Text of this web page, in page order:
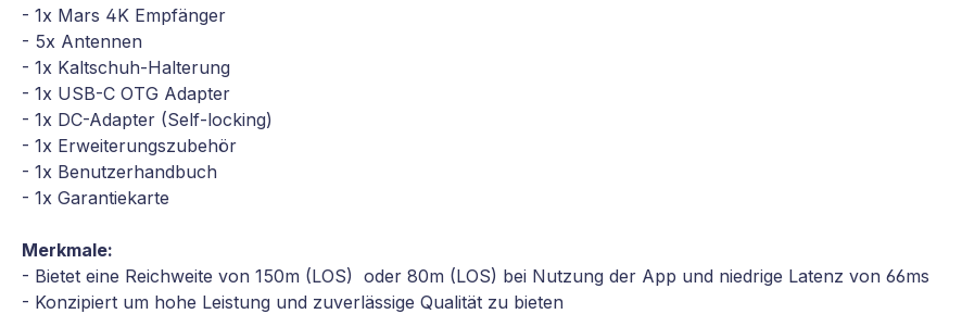
- 1x Mars 4K Empfänger
- 5x Antennen
- 1x Kaltschuh-Halterung
- 1x USB-C OTG Adapter
- 1x DC-Adapter (Self-locking)
- 1x Erweiterungszubehör
- 1x Benutzerhandbuch
- 1x Garantiekarte
Merkmale:
- Bietet eine Reichweite von 150m (LOS) oder 80m (LOS) bei Nutzung der App und niedrige Latenz von 66ms
- Konzipiert um hohe Leistung und zuverlässige Qualität zu bieten